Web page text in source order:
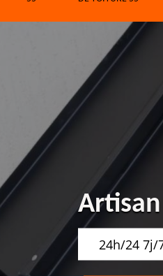
24h/24 7j/